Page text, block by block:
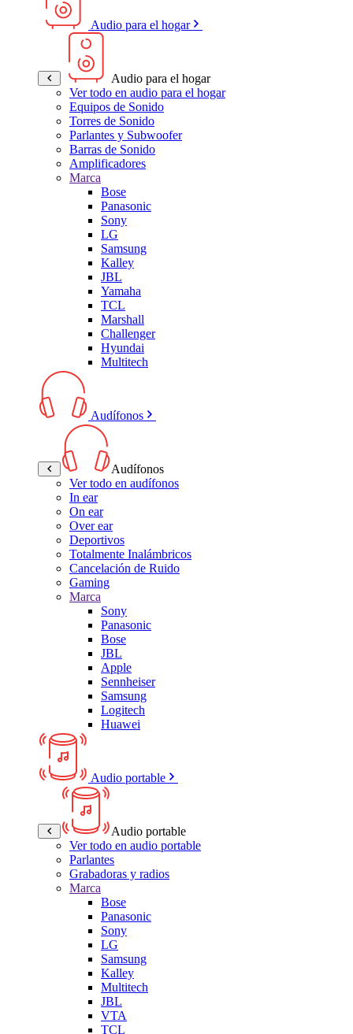
Audio para el hogar
Audio para el hogar
Ver todo en audio para el hogar
Equipos de Sonido
Torres de Sonido
Parlantes y Subwoofer
Barras de Sonido
Amplificadores
Marca
Bose
Panasonic
Sony
LG
Samsung
Kalley
JBL
Yamaha
TCL
Marshall
Challenger
Hyundai
Multitech
Audífonos
Audífonos
Ver todo en audífonos
In ear
On ear
Over ear
Deportivos
Totalmente Inalámbricos
Cancelación de Ruido
Gaming
Marca
Sony
Panasonic
Bose
JBL
Apple
Sennheiser
Samsung
Logitech
Huawei
Audio portable
Audio portable
Ver todo en audio portable
Parlantes
Grabadoras y radios
Marca
Bose
Panasonic
Sony
LG
Samsung
Kalley
Multitech
JBL
VTA
TCL